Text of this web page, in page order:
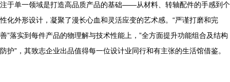
注于单一领域是打造高品质产品的基础——从材料、转轴配件的手感到个
性化外形设计，凝聚了漫长心血和灵活应变的艺术感。“严谨打磨和完
善”落实到每件产品的物理解与技术性能上，”全方面提升功能组合及结构
防护”，其致志企业出品值得每一位设计业同行和有主张的生活馆借鉴。